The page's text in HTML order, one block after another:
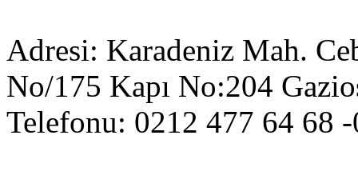
Adresi: Karadeniz Mah.
No/175 Kapı No:204
Telefonu: 0212 477 64 68